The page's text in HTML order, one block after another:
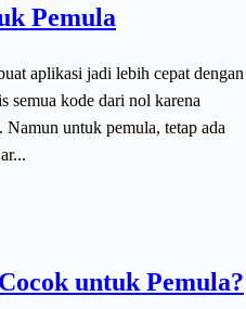
Pemula
aplikasi jadi lebih cepat dengan
semua kode dari nol karena
untuk pemula, tetap ada
untuk Pemula?